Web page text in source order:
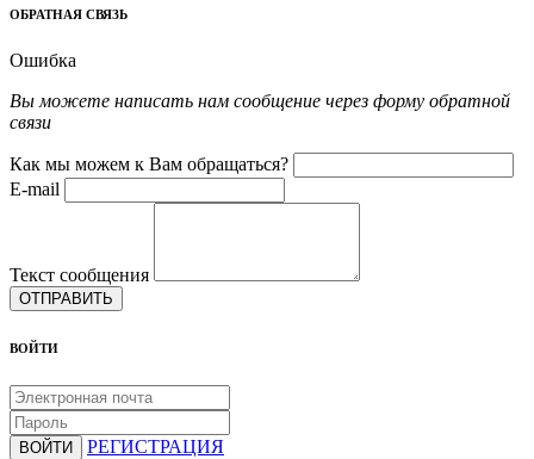
ОБРАТНАЯ СВЯЗЬ
Ошибка
Вы можете написать нам сообщение через форму обратной
связи
Как мы можем к Вам обращаться?
E-mail
Текст сообщения
ОТПРАВИТЬ
ВОЙТИ
ВОЙТИ
РЕГИСТРАЦИЯ